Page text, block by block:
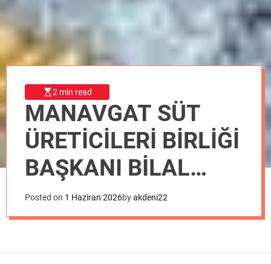
2 min read
MANAVGAT SÜT
ÜRETİCİLERİ BİRLİĞİ
BAŞKANI BİLAL
AY:”SÜT ÜRETİMİ
STRATEJİK ÖNEME
SAHİP”
Posted on 1 Haziran 2026byakdeni22